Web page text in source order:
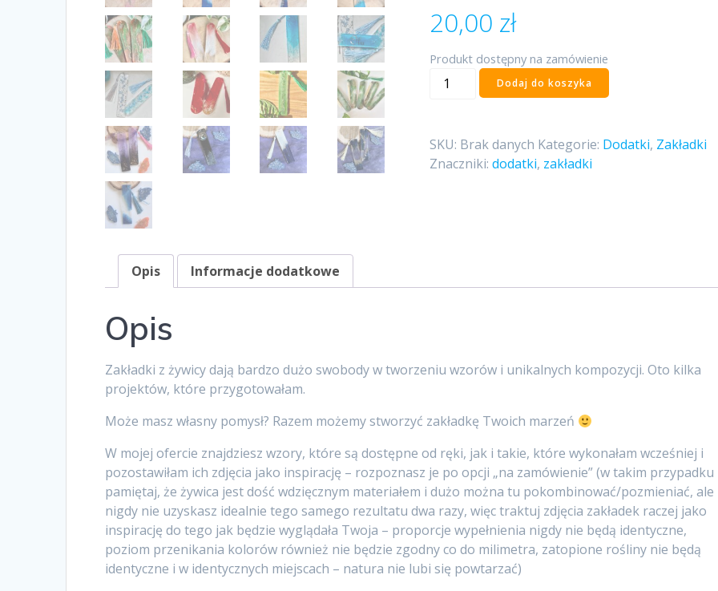
20,00 zł
Produkt dostępny na zamówienie
ilość
(różne
wzory)
Dodaj do koszyka
SKU: Brak danych Kategorie: Dodatki, Zakładki
Znaczniki:dodatki, zakładki
Opis Informacje dodatkowe
Opis
Zakładki z żywicy dają bardzo dużo swobody w tworzeniu wzorów i unikalnych kompozycji. Oto kilka
projektów, które przygotowałam.
Może masz własny pomysł? Razem możemy stworzyć zakładkę Twoich marzeń
W mojej ofercie znajdziesz wzory, które są dostępne od ręki, jak i takie, które wykonałam wcześniej i
pozostawiłam ich zdjęcia jako inspirację – rozpoznasz je po opcji „na zamówienie” (w takim przypadku
pamiętaj, że żywica jest dość wdzięcznym materiałem i dużo można tu pokombinować/pozmieniać, ale
nigdy nie uzyskasz idealnie tego samego rezultatu dwa razy, więc traktuj zdjęcia zakładek raczej jako
inspirację do tego jak będzie wyglądała Twoja – proporcje wypełnienia nigdy nie będą identyczne,
poziom przenikania kolorów również nie będzie zgodny co do milimetra, zatopione rośliny nie będą
identyczne i w identycznych miejscach – natura nie lubi się powtarzać)